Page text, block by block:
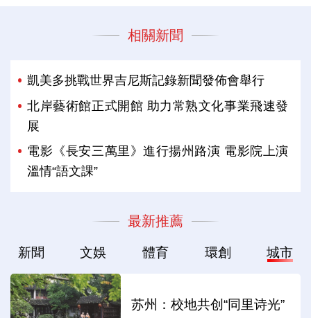
相關新聞
凱美多挑戰世界吉尼斯記錄新聞發佈會舉行
北岸藝術館正式開館 助力常熟文化事業飛速發
展
電影《長安三萬里》進行揚州路演 電影院上演
溫情“語文課”
最新推薦
新聞 文娛 體育 環創 城市
苏州：校地共创“同里诗光”